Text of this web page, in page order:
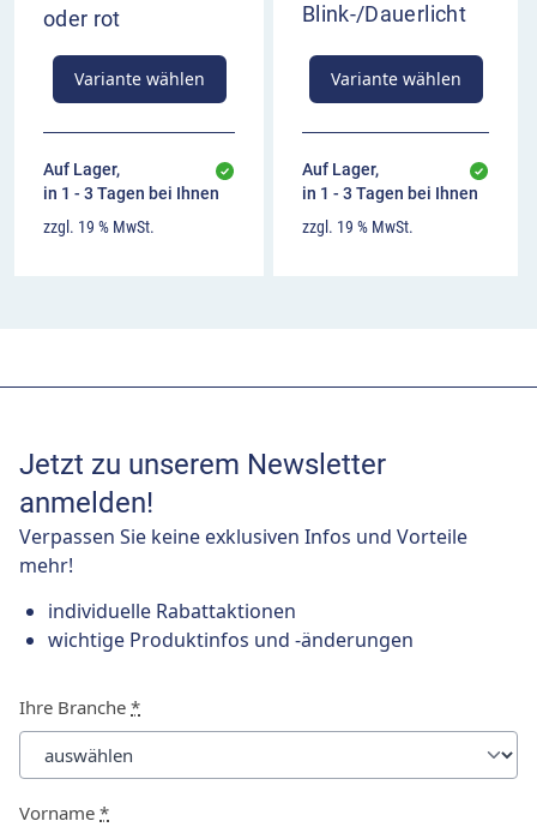
oder rot
Variante wählen
Auf Lager,
in 1 - 3 Tagen bei Ihnen
zzgl. 19 % MwSt.
Blink-/Dauerlicht
Variante wählen
Auf Lager,
in 1 - 3 Tagen bei Ihnen
zzgl. 19 % MwSt.
Jetzt zu unserem Newsletter
anmelden!
Verpassen Sie keine exklusiven Infos und Vorteile
mehr!
individuelle Rabattaktionen
wichtige Produktinfos und -änderungen
Ihre Branche *
Vorname *